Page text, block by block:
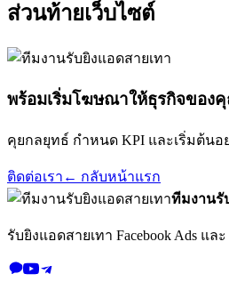
ส่วนท้ายเว็บไซต์
พร้อมเริ่มโฆษณาให้ธุรกิจของ
คุยกลยุทธ์ กำหนด KPI และเริ่มต้นอ
ติดต่อเรา ← กลับหน้าแรก
ทีมงานรั
รับยิงแอดสายเทา Facebook Ads และ